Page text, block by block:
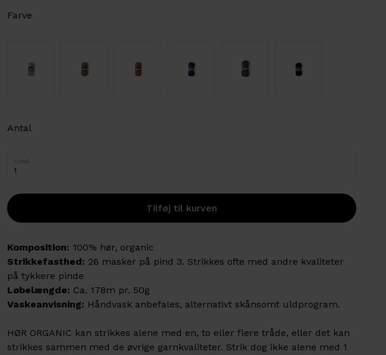
Farve
Antal
Antal
Komposition: 100% hør, organic
Strikkefasthed: 26 masker på pind 3. Strikkes ofte med andre kvaliteter
på tykkere pinde
Løbelængde: Ca. 178m pr. 50g
Vaskeanvisning: Håndvask anbefales, alternativt skånsomt uldprogram.
HØR ORGANIC kan strikkes alene med en, to eller flere tråde, eller det kan
strikkes sammen med de øvrige garnkvaliteter. Strik dog ikke alene med 1